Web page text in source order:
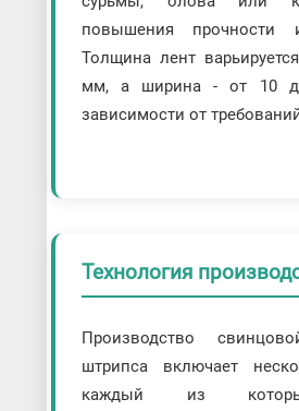
повышения прочности
Толщина лент
мм, а ширина - от 10
зависимости от
Технология
Производство
штрипса включает
каждый из